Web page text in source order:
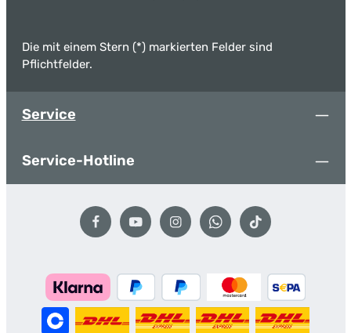
Die mit einem Stern (*) markierten Felder sind
Pflichtfelder.
Service
Service-Hotline